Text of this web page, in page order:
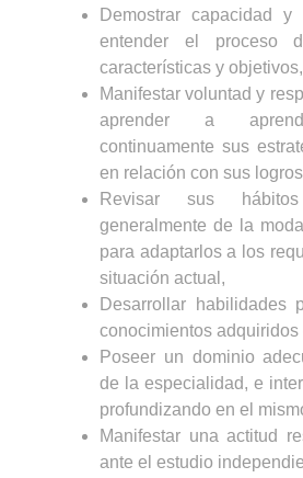
Demostrar capacidad y
entender el proceso
características y objetivos,
Manifestar voluntad y
aprender a
continuamente sus
en relación con sus
Revisar sus
generalmente de la
para adaptarlos a los
situación actual,
Desarrollar habilidades
conocimientos adquiridos
Poseer un dominio
de la especialidad, e
profundizando en el
Manifestar una actitud
ante el estudio